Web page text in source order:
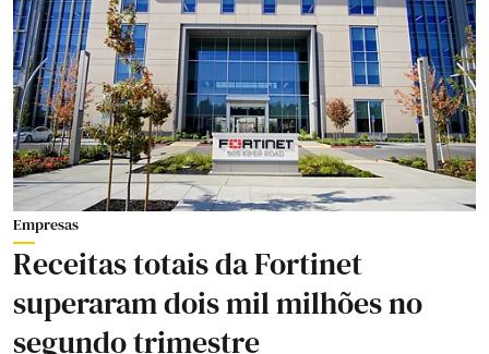
Empresas
Receitas totais da Fortinet
superaram dois mil milhões no
segundo trimestre